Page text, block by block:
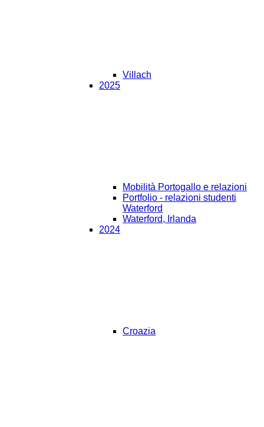
Villach
2025
Mobilità Portogallo e relazioni
Portfolio - relazioni studenti
Waterford
Waterford, Irlanda
2024
Croazia